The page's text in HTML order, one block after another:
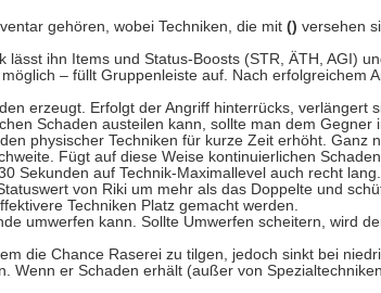
gehören, wobei Techniken, die mit () versehen
lässt ihn Items und Status-Boosts (STR, ÄTH, AGI)
– füllt Gruppenleiste auf. Nach erfolgreichem
erzeugt. Erfolgt der Angriff hinterrücks, verlängert
Schaden austeilen kann, sollte man dem
physischer Techniken für kurze Zeit erhöht. Ganz
Fügt auf diese Weise kontinuierlichen
Sekunden auf Technik-Maximallevel auch recht lang.
von Riki um mehr als das Doppelte und
Techniken Platz gemacht werden.
umwerfen kann. Sollte Umwerfen scheitern, wird
die Chance Raserei zu tilgen, jedoch sinkt bei
Wenn er Schaden erhält (außer von